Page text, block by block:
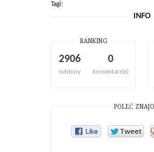
Tagi:
INFO
RANKING
2906
odsłony
0
komentarz(e)
POLEĆ